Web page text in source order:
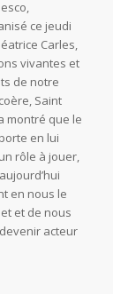
ce jeudi
Carles,
vivantes et
de notre
Saint
montré que le
en lui
rôle à jouer,
en nous le
et de nous
acteur